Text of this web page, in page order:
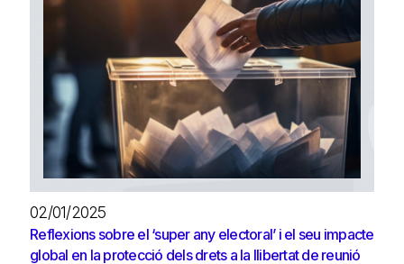
02/01/2025
Reflexions sobre el ‘super any electoral’ i el seu impacte
global en la protecció dels drets a la llibertat de reunió